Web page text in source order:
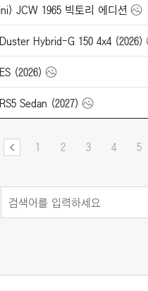
JCW 1965 빅토리 에디션
Hybrid-G 150 4x4 (2026)
(2026)
Sedan (2027)
1 2 3 4 5